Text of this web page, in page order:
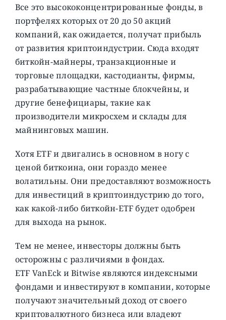
Все это высококонцентрированные фонды, в
портфелях которых от 20 до 50 акций
компаний, как ожидается, получат прибыль
от развития криптоиндустрии. Сюда входят
биткойн-майнеры, транзакционные и
торговые площадки, кастодианты, фирмы,
разрабатывающие частные блокчейны, и
другие бенефициары, такие как
производители микросхем и склады для
майнинговых машин.
Хотя ETF и двигались в основном в ногу с
ценой биткоина, они гораздо менее
волатильны. Они предоставляют возможность
для инвестиций в криптоиндустрию до того,
как какой-либо биткойн-ETF будет одобрен
для выхода на рынок.
Тем не менее, инвесторы должны быть
осторожны с различиями в фондах.
ETF VanEck и Bitwise являются индексными
фондами и инвестируют в компании, которые
получают значительный доход от своего
криптовалютного бизнеса или владеют